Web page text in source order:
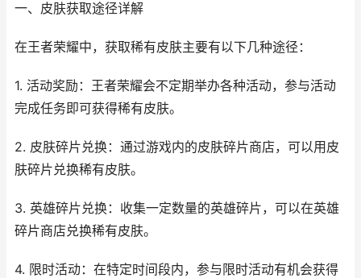
一、皮肤获取途径详解
在王者荣耀中，获取稀有皮肤主要有以下几种途径：
1. 活动奖励：王者荣耀会不定期举办各种活动，参与活动
完成任务即可获得稀有皮肤。
2. 皮肤碎片兑换：通过游戏内的皮肤碎片商店，可以用皮
肤碎片兑换稀有皮肤。
3. 英雄碎片兑换：收集一定数量的英雄碎片，可以在英雄
碎片商店兑换稀有皮肤。
4. 限时活动：在特定时间段内，参与限时活动有机会获得